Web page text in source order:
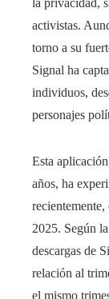
la privacidad,
activistas.
torno a su
Signal ha
individuos,
personajes
Esta
años, ha
recientemente,
2025. Según
descargas de
relación al
el mismo